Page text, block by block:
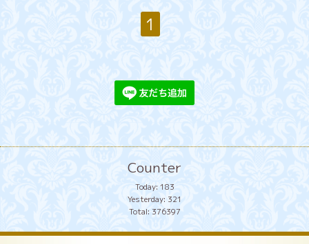
1
Counter
Today: 183
Yesterday: 321
Total: 376397